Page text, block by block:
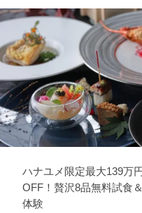
ハナユメ限定最大139万円
OFF！贅沢8品無料試食
体験